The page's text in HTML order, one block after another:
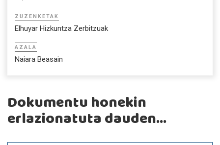
ZUZENKETAK
Elhuyar Hizkuntza Zerbitzuak
AZALA
Naiara Beasain
Dokumentu honekin
erlazionatuta dauden...